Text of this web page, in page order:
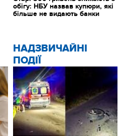
НАДЗВИЧАЙНІ
ПОДІЇ
обігу: НБУ назвав купюри, які
більше не видають банки